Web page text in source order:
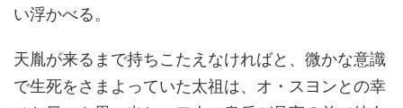
い浮かべる。
天胤が来るまで持ちこたえなければと、微かな意識
で生死をさまよっていた太祖は、オ・スヨンとの幸